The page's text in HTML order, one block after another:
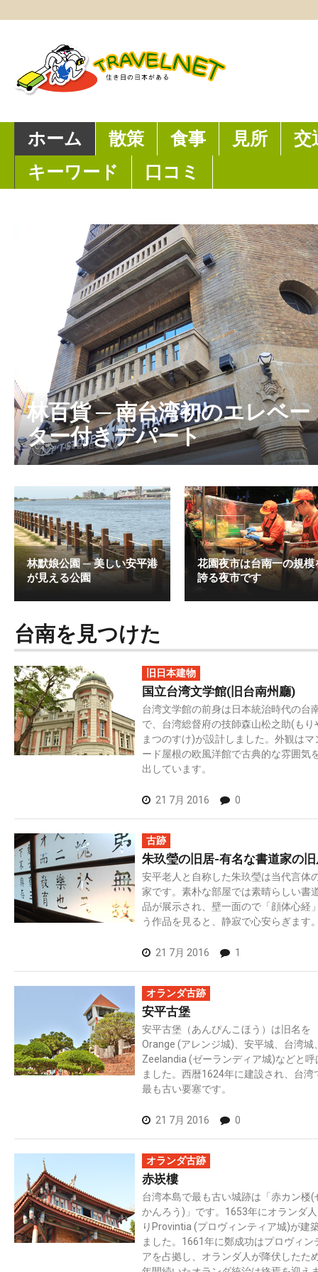
ホーム 散策 食事 見所
交
キーワード
口コミ
林百貨 ─ 南台湾初のエレベー
ター付きデパート
林默娘公園 ─ 美しい安平港
が見える公園
花園夜市は台南一の規模
誇る夜市です
台南を見つけた
旧日本建物
国立台湾文学館(旧台南州廳)
台湾文学館の前身は日本統治時代の台
で、台湾総督府の技師森山松之助(もり
まつのすけ)が設計しました。外観はマ
ード屋根の欧風洋館で古典的な雰囲気
出しています。
21 7月 2016 0
古跡
朱玖瑩の旧居-有名な書道家の
安平老人と自称した朱玖瑩は当代言体
家です。素朴な部屋では素晴らしい書
品が展示され、壁一面ので「顔体心経
う作品を見ると、静寂で心安らぎます
21 7月 2016 1
オランダ古跡
安平古堡
安平古堡（あんぴんこほう）は旧名を
Orange (アレンジ城)、安平城、台湾城
Zeelandia (ゼーランディア城)などと呼
ました。西暦1624年に建設され、台湾
最も古い要塞です。
21 7月 2016 0
オランダ古跡
赤崁樓
台湾本島で最も古い城跡は「赤カン楼(
かんろう)」です。1653年にオランダ
りProvintia (プロヴィンティア城)が建
ました。1661年に鄭成功はプロヴィン
アを占拠し、オランダ人が降伏したた